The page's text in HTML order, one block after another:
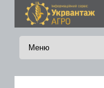
Skip to content